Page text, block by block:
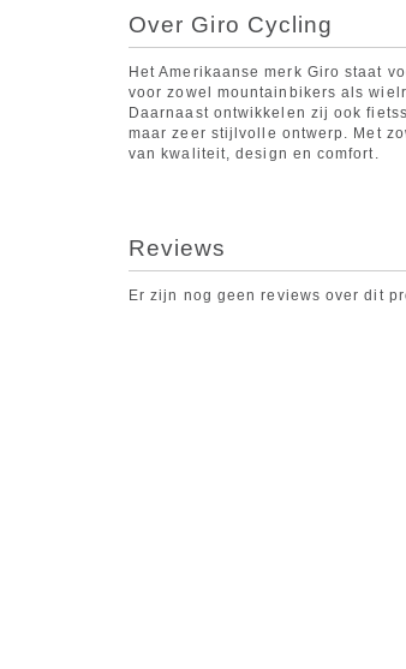
Over Giro Cycling
Het Amerikaanse merk Giro staat
voor zowel mountainbikers als
Daarnaast ontwikkelen zij ook
maar zeer stijlvolle ontwerp. Met
van kwaliteit, design en comfort.
Reviews
Er zijn nog geen reviews over dit